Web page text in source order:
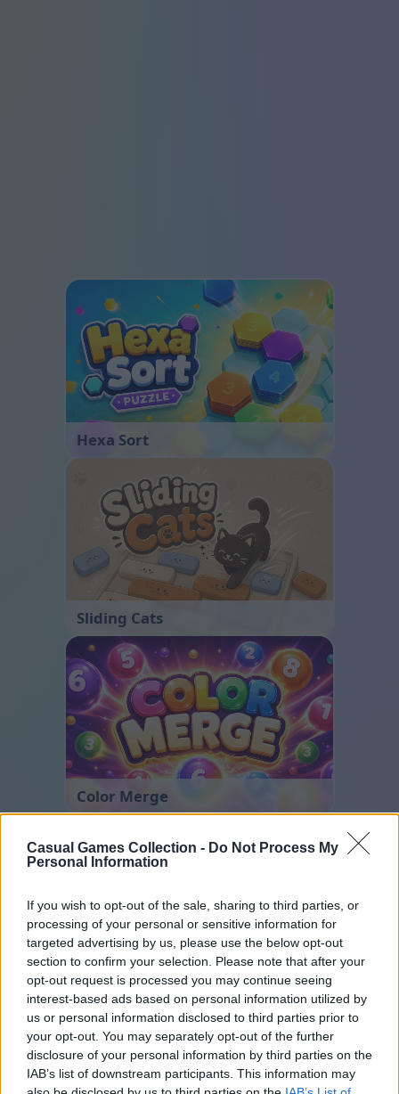
Casual Games Collection - Do Not Process My
Personal Information
If you wish to opt-out of the sale, sharing to third parties, or
processing of your personal or sensitive information for
targeted advertising by us, please use the below opt-out
section to confirm your selection. Please note that after your
opt-out request is processed you may continue seeing
interest-based ads based on personal information utilized by
us or personal information disclosed to third parties prior to
your opt-out. You may separately opt-out of the further
disclosure of your personal information by third parties on the
IAB’s list of downstream participants. This information may
Hexa Sort
Sliding Cats
Color Merge
Cross Math